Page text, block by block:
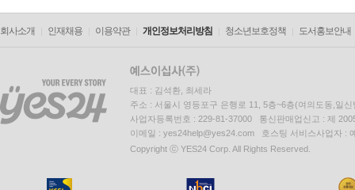
회사소개 인재채용 이용약관 개인정보처리방침 청소년보호정책 도서홍보안내
대표 : 김석환, 최세라
주소 : 서울시 영등포구 은행로 11, 5층~6층(여의도동,일신
사업자등록번호 : 229-81-37000 통신판매업신고 : 제
이메일 : yes24help@yes24.com 호스팅 서비스사업자 :
Copyright ⓒ YES24 Corp. All Rights Reserved.